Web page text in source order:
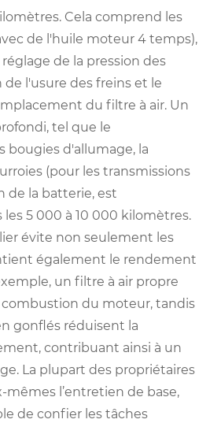
Cela comprend les
de l'huile moteur 4 temps),
de la pression des
l'usure des freins et le
du filtre à air. Un
tel que le
bougies d'allumage, la
(pour les transmissions
de la batterie, est
5 000 à 10 000 kilomètres.
évite non seulement les
également le rendement
un filtre à air propre
du moteur, tandis
gonflés réduisent la
contribuant ainsi à un
La plupart des propriétaires
l’entretien de base,
de confier les tâches